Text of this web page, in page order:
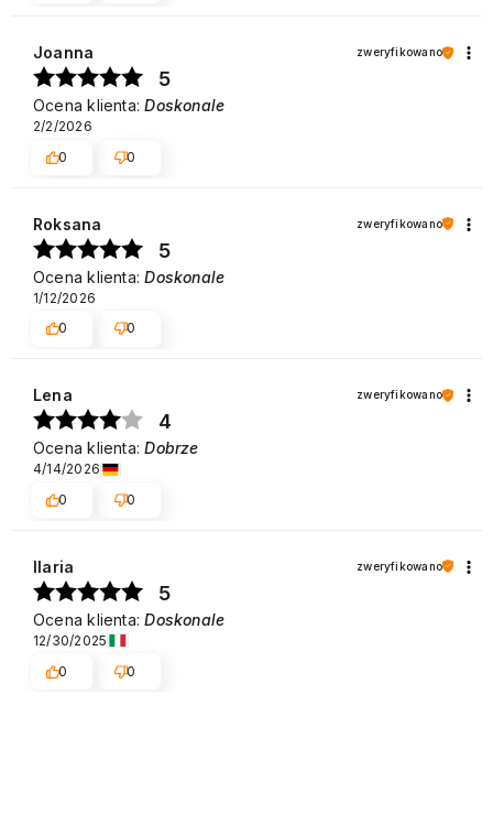
Joanna zweryfikowano
5
Ocena klienta:Doskonale
2/2/2026
0
0
Roksana zweryfikowano
5
Ocena klienta:Doskonale
1/12/2026
0
0
Lena zweryfikowano
4
Ocena klienta:Dobrze
4/14/2026
0
0
Ilaria zweryfikowano
5
Ocena klienta:Doskonale
12/30/2025
0
0